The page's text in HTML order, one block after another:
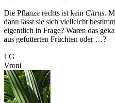
Die Pflanze rechts ist kein Citrus.
dann lässt sie sich vielleicht
eigentlich in Frage? Waren das
aus gefutterten Früchten oder …?
LG
Vroni